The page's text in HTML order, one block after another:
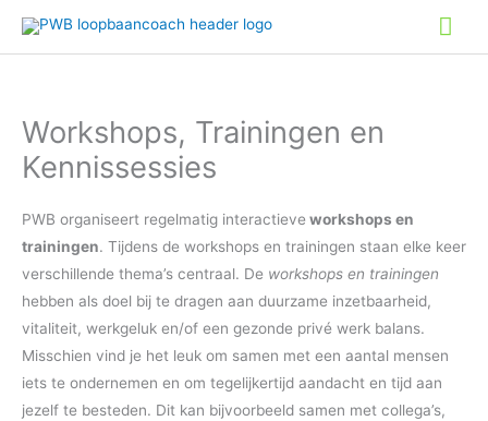
naar
Workshops, Trainingen en
Kennissessies
PWB organiseert regelmatig interactieve workshops en
trainingen. Tijdens de workshops en trainingen staan elke keer
verschillende thema’s centraal. De workshops en trainingen
hebben als doel bij te dragen aan duurzame inzetbaarheid,
vitaliteit, werkgeluk en/of een gezonde privé werk balans.
Misschien vind je het leuk om samen met een aantal mensen
iets te ondernemen en om tegelijkertijd aandacht en tijd aan
jezelf te besteden. Dit kan bijvoorbeeld samen met collega’s,